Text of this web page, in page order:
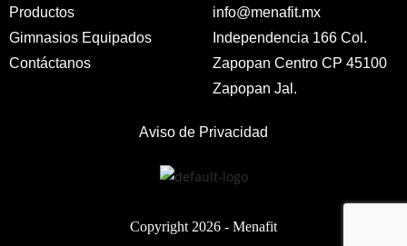
Productos
Gimnasios Equipados
Contáctanos
info@menafit.mx
Independencia 166 Col.
Zapopan Centro CP 45100
Zapopan Jal.
Aviso de Privacidad
Copyright 2026 - Menafit